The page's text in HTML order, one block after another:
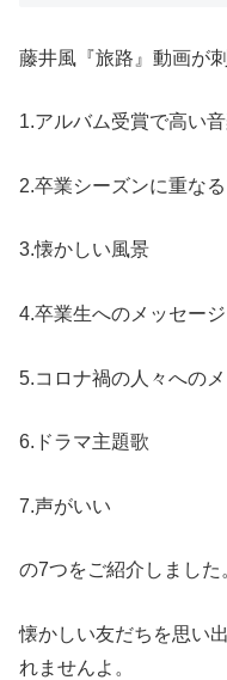
藤井風『旅路』動画が
1.アルバム受賞で高い
2.卒業シーズンに重なる
3.懐かしい風景
4.卒業生へのメッセージ
5.コロナ禍の人々への
6.ドラマ主題歌
7.声がいい
の7つをご紹介しました
懐かしい友だちを思い
れませんよ。